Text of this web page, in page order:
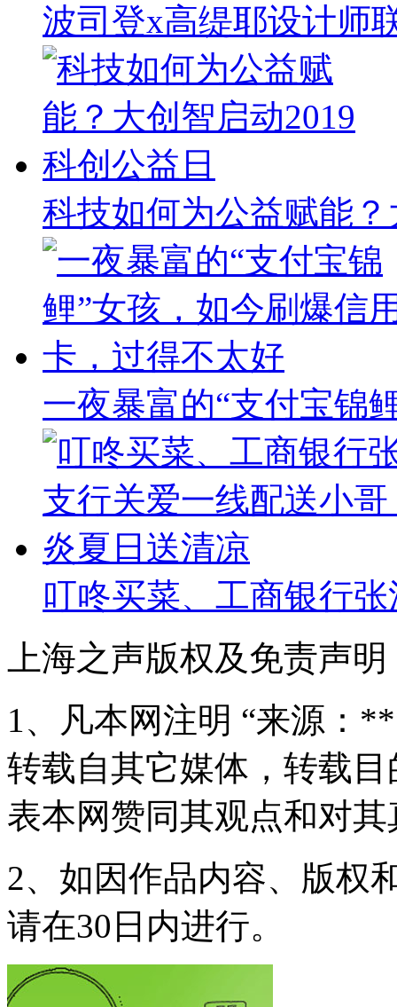
波司登x高缇耶设计师
科技如何为公益赋能
一夜暴富的“支付宝锦
叮咚买菜、工商银行
上海之声版权及免责声明
1、凡本网注明 “来源：
转载自其它媒体，转载
表本网赞同其观点和对
2、如因作品内容、版权
请在30日内进行。